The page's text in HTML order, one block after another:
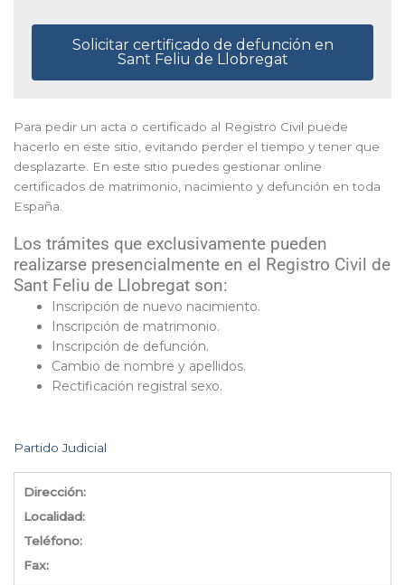
Solicitar certificado de defunción en
Sant Feliu de Llobregat
Para pedir un acta o certificado al Registro Civil puede
hacerlo en este sitio, evitando perder el tiempo y tener que
desplazarte. En este sitio puedes gestionar online
certificados de matrimonio, nacimiento y defunción en toda
España.
Los trámites que exclusivamente pueden
realizarse presencialmente en el Registro Civil de
Sant Feliu de Llobregat son:
Inscripción de nuevo nacimiento.
Inscripción de matrimonio.
Inscripción de defunción.
Cambio de nombre y apellidos.
Rectificación registral sexo.
Partido Judicial
Dirección:
Localidad:
Teléfono:
Fax: